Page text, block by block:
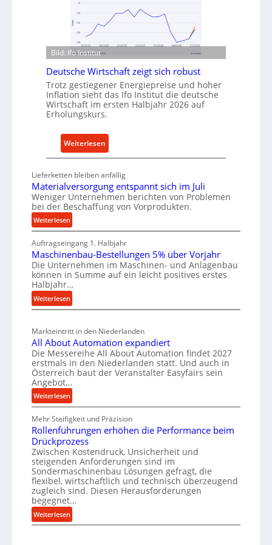
f
o
n
I
n
d
u
t
r
i
e
-
E
r
a
t
z
t
e
n
i
n
d
n
ü
r
n
a
h
l
t
i
e
W
e
r
k
g
b
a
u
o
z
e
s
s
e
Bild: Ifo Institut
Deutsche Wirtschaft zeigt sich robust
Trotz gestiegener Energiepreise und hoher
Inflation sieht das Ifo Institut die deutsche
Wirtschaft im ersten Halbjahr 2026 auf
Erholungskurs.
Weiterlesen:
D
u
t
s
h
e
W
s
h
a
f
t
i
g
t
s
i
c
h
b
Lieferketten bleiben anfällig
Materialversorgung entspannt sich im Juli
Weniger Unternehmen berichten von Problemen
bei der Beschaffung von Vorprodukten.
Weiterlesen:
M
a
t
e
r
i
a
l
e
r
s
o
g
u
n
g
e
n
t
s
p
a
n
n
Auftragseingang 1. Halbjahr
Maschinenbau-Bestellungen 5% über Vorjahr
Die Unternehmen im Maschinen- und Anlagenbau
können in Summe auf ein leicht positives erstes
Halbjahr…
Weiterlesen:
M
s
c
h
i
n
e
n
a
u
B
e
s
t
e
l
Markteintritt in den Niederlanden
All About Automation expandiert
Die Messereihe All About Automation findet 2027
erstmals in den Niederlanden statt. Und auch in
Österreich baut der Veranstalter Easyfairs sein
Angebot…
Weiterlesen:
A
l
l
A
b
o
u
t
A
u
t
Mehr Steifigkeit und Präzision
Rollenführungen erhöhen die Performance beim
Drückprozess
Zwischen Kostendruck, Unsicherheit und
steigenden Anforderungen sind im
Sondermaschinenbau Lösungen gefragt, die
flexibel, wirtschaftlich und technisch überzeugend
zugleich sind. Diesen Herausforderungen
begegnet…
Weiterlesen:
R